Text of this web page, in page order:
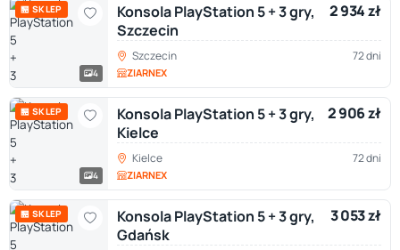
🏪 SKLEP
4
Konsola PlayStation 5 + 3 gry,
Szczecin
2 934 zł
Szczecin 72 dni
ZIARNEX
🏪 SKLEP
4
Konsola PlayStation 5 + 3 gry,
Kielce
2 906 zł
Kielce 72 dni
ZIARNEX
🏪 SKLEP
Konsola PlayStation 5 + 3 gry,
Gdańsk
3 053 zł